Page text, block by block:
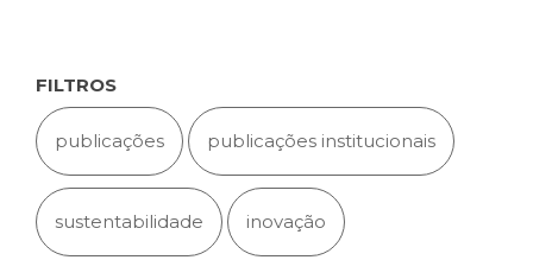
FILTROS
publicações publicações institucionais
sustentabilidade inovação